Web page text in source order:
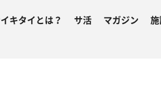
キタイとは？ サ活 マガジン